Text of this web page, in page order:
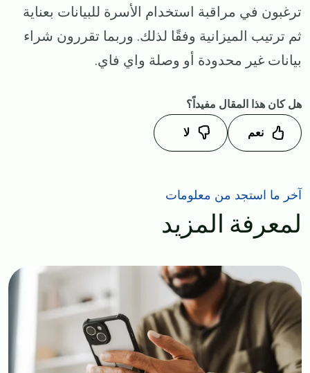
ترغبون في مراقبة استخدام الأسرة للبيانات بعناية
ثم ترتيب الميزانية وفقًا لذلك. وربما تقررون شراء
بيانات غير محدودة أو وصلة واي فاي.
هل كان هذا المقال مفيداً؟
نعم
لا
آخر ما استجد من معلومات
لمعرفة المزيد
Image